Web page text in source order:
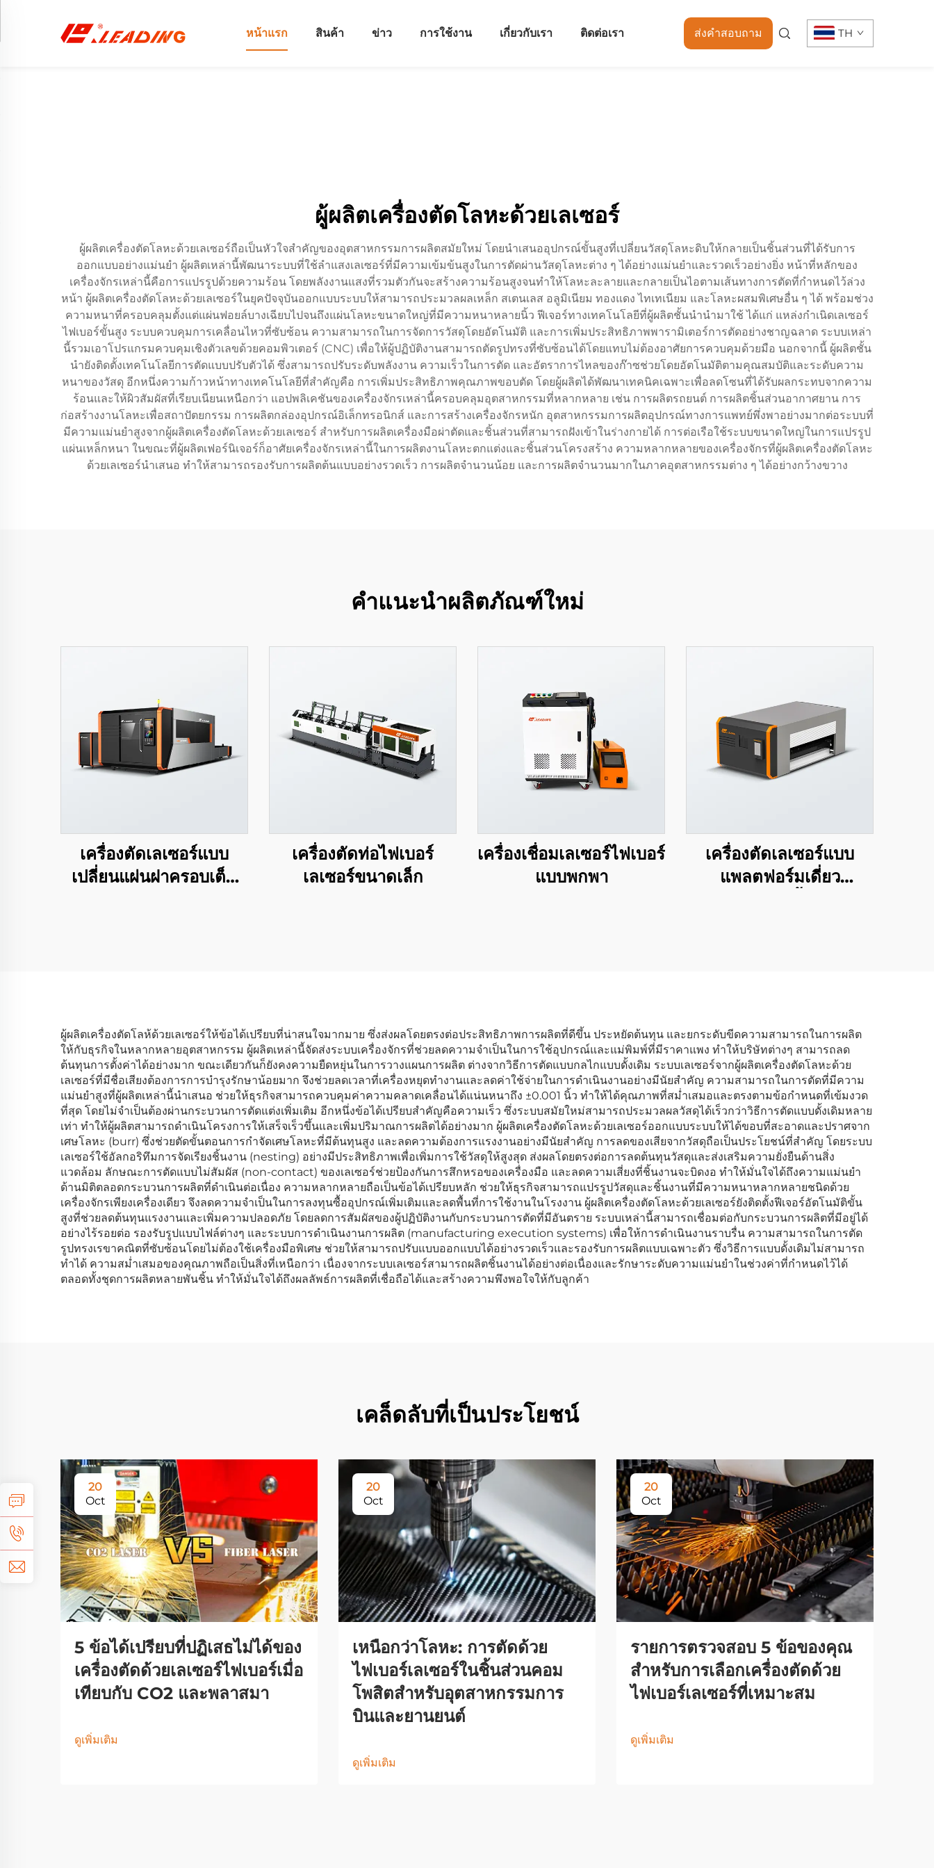
หน้าแรก สินค้า ข่าว การใช้งาน เกี่ยวกับเรา ติดต่อเรา ส่งคำสอบถาม TH
ผู้ผลิตเครื่องตัดโลหะด้วยเลเซอร์
ผู้ผลิตเครื่องตัดโลหะด้วยเลเซอร์ถือเป็นหัวใจสำคัญของอุตสาหกรรมการผลิตสมัยใหม่ โดยนำเสนออุปกรณ์ขั้นสูงที่เปลี่ยนวัสดุโลหะดิบให้กลายเป็นชิ้นส่วนที่ได้รับการ
ออกแบบอย่างแม่นยำ ผู้ผลิตเหล่านี้พัฒนาระบบที่ใช้ลำแสงเลเซอร์ที่มีความเข้มข้นสูงในการตัดผ่านวัสดุโลหะต่าง ๆ ได้อย่างแม่นยำและรวดเร็วอย่างยิ่ง หน้าที่หลักของ
เครื่องจักรเหล่านี้คือการแปรรูปด้วยความร้อน โดยพลังงานแสงที่รวมตัวกันจะสร้างความร้อนสูงจนทำให้โลหะละลายและกลายเป็นไอตามเส้นทางการตัดที่กำหนดไว้ล่วง
หน้า ผู้ผลิตเครื่องตัดโลหะด้วยเลเซอร์ในยุคปัจจุบันออกแบบระบบให้สามารถประมวลผลเหล็ก สเตนเลส อลูมิเนียม ทองแดง ไทเทเนียม และโลหะผสมพิเศษอื่น ๆ ได้ พร้อมช่วง
ความหนาที่ครอบคลุมตั้งแต่แผ่นฟอยล์บางเฉียบไปจนถึงแผ่นโลหะขนาดใหญ่ที่มีความหนาหลายนิ้ว ฟีเจอร์ทางเทคโนโลยีที่ผู้ผลิตชั้นนำนำมาใช้ ได้แก่ แหล่งกำเนิดเลเซอร์
ไฟเบอร์ขั้นสูง ระบบควบคุมการเคลื่อนไหวที่ซับซ้อน ความสามารถในการจัดการวัสดุโดยอัตโนมัติ และการเพิ่มประสิทธิภาพพารามิเตอร์การตัดอย่างชาญฉลาด ระบบเหล่า
นี้รวมเอาโปรแกรมควบคุมเชิงตัวเลขด้วยคอมพิวเตอร์ (CNC) เพื่อให้ผู้ปฏิบัติงานสามารถตัดรูปทรงที่ซับซ้อนได้โดยแทบไม่ต้องอาศัยการควบคุมด้วยมือ นอกจากนี้ ผู้ผลิตชั้น
นำยังติดตั้งเทคโนโลยีการตัดแบบปรับตัวได้ ซึ่งสามารถปรับระดับพลังงาน ความเร็วในการตัด และอัตราการไหลของก๊าซช่วยโดยอัตโนมัติตามคุณสมบัติและระดับความ
หนาของวัสดุ อีกหนึ่งความก้าวหน้าทางเทคโนโลยีที่สำคัญคือ การเพิ่มประสิทธิภาพคุณภาพขอบตัด โดยผู้ผลิตได้พัฒนาเทคนิคเฉพาะเพื่อลดโซนที่ได้รับผลกระทบจากความ
ร้อนและให้ผิวสัมผัสที่เรียบเนียนเหนือกว่า แอปพลิเคชันของเครื่องจักรเหล่านี้ครอบคลุมอุตสาหกรรมที่หลากหลาย เช่น การผลิตรถยนต์ การผลิตชิ้นส่วนอากาศยาน การ
ก่อสร้างงานโลหะเพื่อสถาปัตยกรรม การผลิตกล่องอุปกรณ์อิเล็กทรอนิกส์ และการสร้างเครื่องจักรหนัก อุตสาหกรรมการผลิตอุปกรณ์ทางการแพทย์พึ่งพาอย่างมากต่อระบบที่
มีความแม่นยำสูงจากผู้ผลิตเครื่องตัดโลหะด้วยเลเซอร์ สำหรับการผลิตเครื่องมือผ่าตัดและชิ้นส่วนที่สามารถฝังเข้าในร่างกายได้ การต่อเรือใช้ระบบขนาดใหญ่ในการแปรรูป
แผ่นเหล็กหนา ในขณะที่ผู้ผลิตเฟอร์นิเจอร์ก็อาศัยเครื่องจักรเหล่านี้ในการผลิตงานโลหะตกแต่งและชิ้นส่วนโครงสร้าง ความหลากหลายของเครื่องจักรที่ผู้ผลิตเครื่องตัดโลหะ
ด้วยเลเซอร์นำเสนอ ทำให้สามารถรองรับการผลิตต้นแบบอย่างรวดเร็ว การผลิตจำนวนน้อย และการผลิตจำนวนมากในภาคอุตสาหกรรมต่าง ๆ ได้อย่างกว้างขวาง
คำแนะนำผลิตภัณฑ์ใหม่
เครื่องตัดเลเซอร์แบบ
เปลี่ยนแผ่นฝาครอบเต็ม
เครื่องตัดท่อไฟเบอร์
เลเซอร์ขนาดเล็ก
เครื่องเชื่อมเลเซอร์ไฟเบอร์
แบบพกพา
เครื่องตัดเลเซอร์แบบ
แพลตฟอร์มเดี่ยว
ผู้ผลิตเครื่องตัดโลห้ด้วยเลเซอร์ให้ข้อได้เปรียบที่น่าสนใจมากมาย ซึ่งส่งผลโดยตรงต่อประสิทธิภาพการผลิตที่ดีขึ้น ประหยัดต้นทุน และยกระดับขีดความสามารถในการผลิต
ให้กับธุรกิจในหลากหลายอุตสาหกรรม ผู้ผลิตเหล่านี้จัดส่งระบบเครื่องจักรที่ช่วยลดความจำเป็นในการใช้อุปกรณ์และแม่พิมพ์ที่มีราคาแพง ทำให้บริษัทต่างๆ สามารถลด
ต้นทุนการตั้งค่าได้อย่างมาก ขณะเดียวกันก็ยังคงความยืดหยุ่นในการวางแผนการผลิต ต่างจากวิธีการตัดแบบกลไกแบบดั้งเดิม ระบบเลเซอร์จากผู้ผลิตเครื่องตัดโลหะด้วย
เลเซอร์ที่มีชื่อเสียงต้องการการบำรุงรักษาน้อยมาก จึงช่วยลดเวลาที่เครื่องหยุดทำงานและลดค่าใช้จ่ายในการดำเนินงานอย่างมีนัยสำคัญ ความสามารถในการตัดที่มีความ
แม่นยำสูงที่ผู้ผลิตเหล่านี้นำเสนอ ช่วยให้ธุรกิจสามารถควบคุมค่าความคลาดเคลื่อนได้แน่นหนาถึง ±0.001 นิ้ว ทำให้ได้คุณภาพที่สม่ำเสมอและตรงตามข้อกำหนดที่เข้มงวด
ที่สุด โดยไม่จำเป็นต้องผ่านกระบวนการตัดแต่งเพิ่มเติม อีกหนึ่งข้อได้เปรียบสำคัญคือความเร็ว ซึ่งระบบสมัยใหม่สามารถประมวลผลวัสดุได้เร็วกว่าวิธีการตัดแบบดั้งเดิมหลาย
เท่า ทำให้ผู้ผลิตสามารถดำเนินโครงการให้เสร็จเร็วขึ้นและเพิ่มปริมาณการผลิตได้อย่างมาก ผู้ผลิตเครื่องตัดโลหะด้วยเลเซอร์ออกแบบระบบให้ได้ขอบที่สะอาดและปราศจาก
เศษโลหะ (burr) ซึ่งช่วยตัดขั้นตอนการกำจัดเศษโลหะที่มีต้นทุนสูง และลดความต้องการแรงงานอย่างมีนัยสำคัญ การลดของเสียจากวัสดุถือเป็นประโยชน์ที่สำคัญ โดยระบบ
เลเซอร์ใช้อัลกอริทึมการจัดเรียงชิ้นงาน (nesting) อย่างมีประสิทธิภาพเพื่อเพิ่มการใช้วัสดุให้สูงสุด ส่งผลโดยตรงต่อการลดต้นทุนวัสดุและส่งเสริมความยั่งยืนด้านสิ่ง
แวดล้อม ลักษณะการตัดแบบไม่สัมผัส (non-contact) ของเลเซอร์ช่วยป้องกันการสึกหรอของเครื่องมือ และลดความเสี่ยงที่ชิ้นงานจะบิดงอ ทำให้มั่นใจได้ถึงความแม่นยำ
ด้านมิติตลอดกระบวนการผลิตที่ดำเนินต่อเนื่อง ความหลากหลายถือเป็นข้อได้เปรียบหลัก ช่วยให้ธุรกิจสามารถแปรรูปวัสดุและชิ้นงานที่มีความหนาหลากหลายชนิดด้วย
เครื่องจักรเพียงเครื่องเดียว จึงลดความจำเป็นในการลงทุนซื้ออุปกรณ์เพิ่มเติมและลดพื้นที่การใช้งานในโรงงาน ผู้ผลิตเครื่องตัดโลหะด้วยเลเซอร์ยังติดตั้งฟีเจอร์อัตโนมัติขั้น
สูงที่ช่วยลดต้นทุนแรงงานและเพิ่มความปลอดภัย โดยลดการสัมผัสของผู้ปฏิบัติงานกับกระบวนการตัดที่มีอันตราย ระบบเหล่านี้สามารถเชื่อมต่อกับกระบวนการผลิตที่มีอยู่ได้
อย่างไร้รอยต่อ รองรับรูปแบบไฟล์ต่างๆ และระบบการดำเนินงานการผลิต (manufacturing execution systems) เพื่อให้การดำเนินงานราบรื่น ความสามารถในการตัด
รูปทรงเรขาคณิตที่ซับซ้อนโดยไม่ต้องใช้เครื่องมือพิเศษ ช่วยให้สามารถปรับแบบออกแบบได้อย่างรวดเร็วและรองรับการผลิตแบบเฉพาะตัว ซึ่งวิธีการแบบดั้งเดิมไม่สามารถ
ทำได้ ความสม่ำเสมอของคุณภาพถือเป็นสิ่งที่เหนือกว่า เนื่องจากระบบเลเซอร์สามารถผลิตชิ้นงานได้อย่างต่อเนื่องและรักษาระดับความแม่นยำในช่วงค่าที่กำหนดไว้ได้
ตลอดทั้งชุดการผลิตหลายพันชิ้น ทำให้มั่นใจได้ถึงผลลัพธ์การผลิตที่เชื่อถือได้และสร้างความพึงพอใจให้กับลูกค้า
เคล็ดลับที่เป็นประโยชน์
20
Oct
5 ข้อได้เปรียบที่ปฏิเสธไม่ได้ของ
เครื่องตัดด้วยเลเซอร์ไฟเบอร์เมื่อ
เทียบกับ CO2 และพลาสมา
ดูเพิ่มเติม
20
Oct
เหนือกว่าโลหะ: การตัดด้วย
ไฟเบอร์เลเซอร์ในชิ้นส่วนคอม
โพสิตสำหรับอุตสาหกรรมการ
บินและยานยนต์
ดูเพิ่มเติม
20
Oct
รายการตรวจสอบ 5 ข้อของคุณ
สำหรับการเลือกเครื่องตัดด้วย
ไฟเบอร์เลเซอร์ที่เหมาะสม
ดูเพิ่มเติม